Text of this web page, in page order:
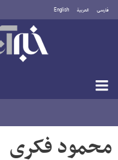
فارسی العربية English
یکشنبه ۱۸ مرداد ۱۴۰۵
محمود فکری